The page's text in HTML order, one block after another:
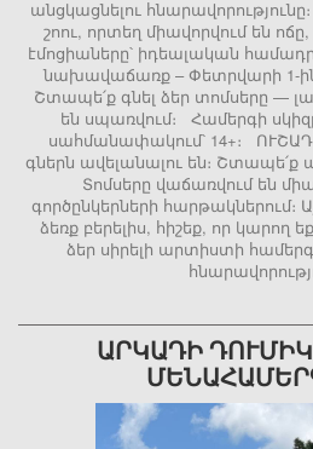
անցկացնելու
շոու, որտեղ միավորվում են
էմոցիաները՝ իդեալական
նախավաճառք – Փետրվարի 1-ին
Շտապե՛ք գնել ձեր տոմսերը —
են սպառվում։ Համերգի
սահմանափակում՝ 14+։
գներն ավելանալու են։ Շտապե՛ք
Տոմսերը վաճառվում են
գործընկերների հարթակներում։
ձեռք բերելիս, հիշեք, որ կարող
ձեր սիրելի արտիստի
ԱՐԿԱԴԻ